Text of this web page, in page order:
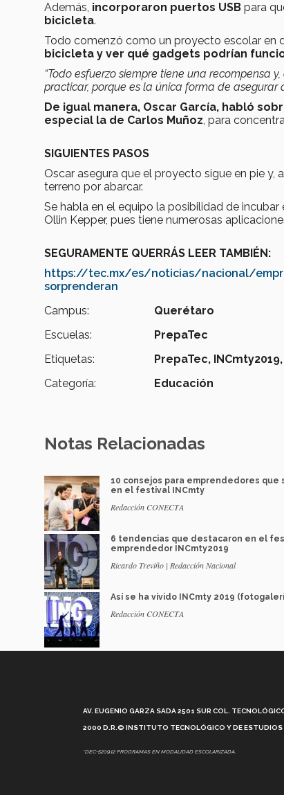
Además, incorporaron puertos USB para
bicicleta.
Todo comenzó como un proyecto escolar en
bicicleta y ver qué gadgets podrían
“Todo esfuerzo siempre tiene una recompensa
practicar, porque es la única forma de asegurar
De igual manera, Oscar García, habló
especial la de Carlos Muñoz, para
SIGUIENTES PASOS
Oscar asegura que el proyecto sigue en pie
terreno por abarcar.
Se habla en el equipo la posibilidad de
Ollin Kepper, pues tiene numerosas
SEGURAMENTE QUERRÁS LEER TAMBIÉN:
https://tec.mx/es/noticias/nacional/
sorprenderan
Campus:
Querétaro
Escuelas:
PrepaTec
Etiquetas:
PrepaTec, INCmty2019,
Categoría:
Educación
Notas Relacionadas
10 consejos para emprendedores que
en el festival INCmty
Redacción CONECTA
6 tendencias que destacaron en el
emprendedor INCmty2019
Ricardo Treviño | Redacción Nacional
Así se ha vivido INCmty 2019
Redacción CONECTA
AV. EUGENIO GARZA SADA 2501 SUR COL.
2000 D.R.© INSTITUTO TECNOLÓGICO Y DE ESTUDIOS
*DEC-520912 PROGRAMAS EN MODALIDAD ESCOLARIZADA.